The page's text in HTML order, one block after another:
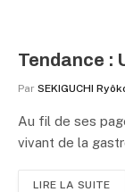
Tendance :
Par SEKIGUCHI
Au fil de ses
vivant de la
LIRE LA SUITE